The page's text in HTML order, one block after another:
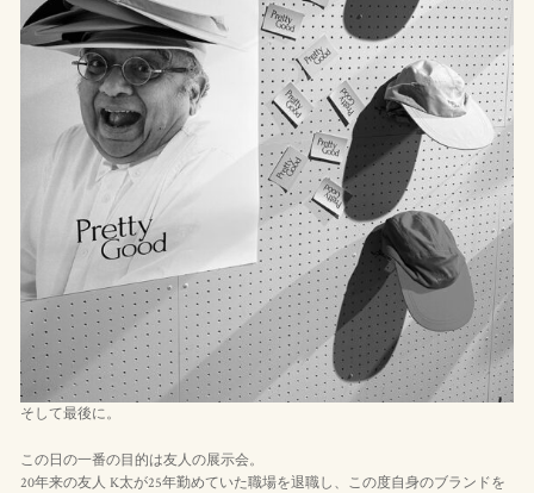
そして最後に。
この日の一番の目的は友人の展示会。
20年来の友人 K太が25年勤めていた職場を退職し、この度自身のブランドを